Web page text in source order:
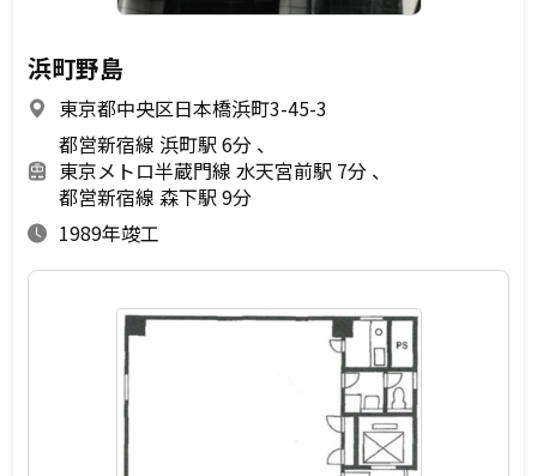
浜町野島
東京都中央区日本橋浜町3-45-3
都営新宿線 浜町駅 6分
東京メトロ半蔵門線 水天宮前駅 7分
都営新宿線 森下駅 9分
1989年竣工